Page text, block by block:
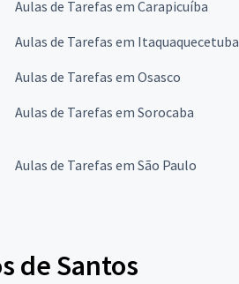
Aulas de Tarefas em Carapicuíba
Aulas de Tarefas em Itaquaquecetuba
Aulas de Tarefas em Osasco
Aulas de Tarefas em Sorocaba
Aulas de Tarefas em São Paulo
de Santos